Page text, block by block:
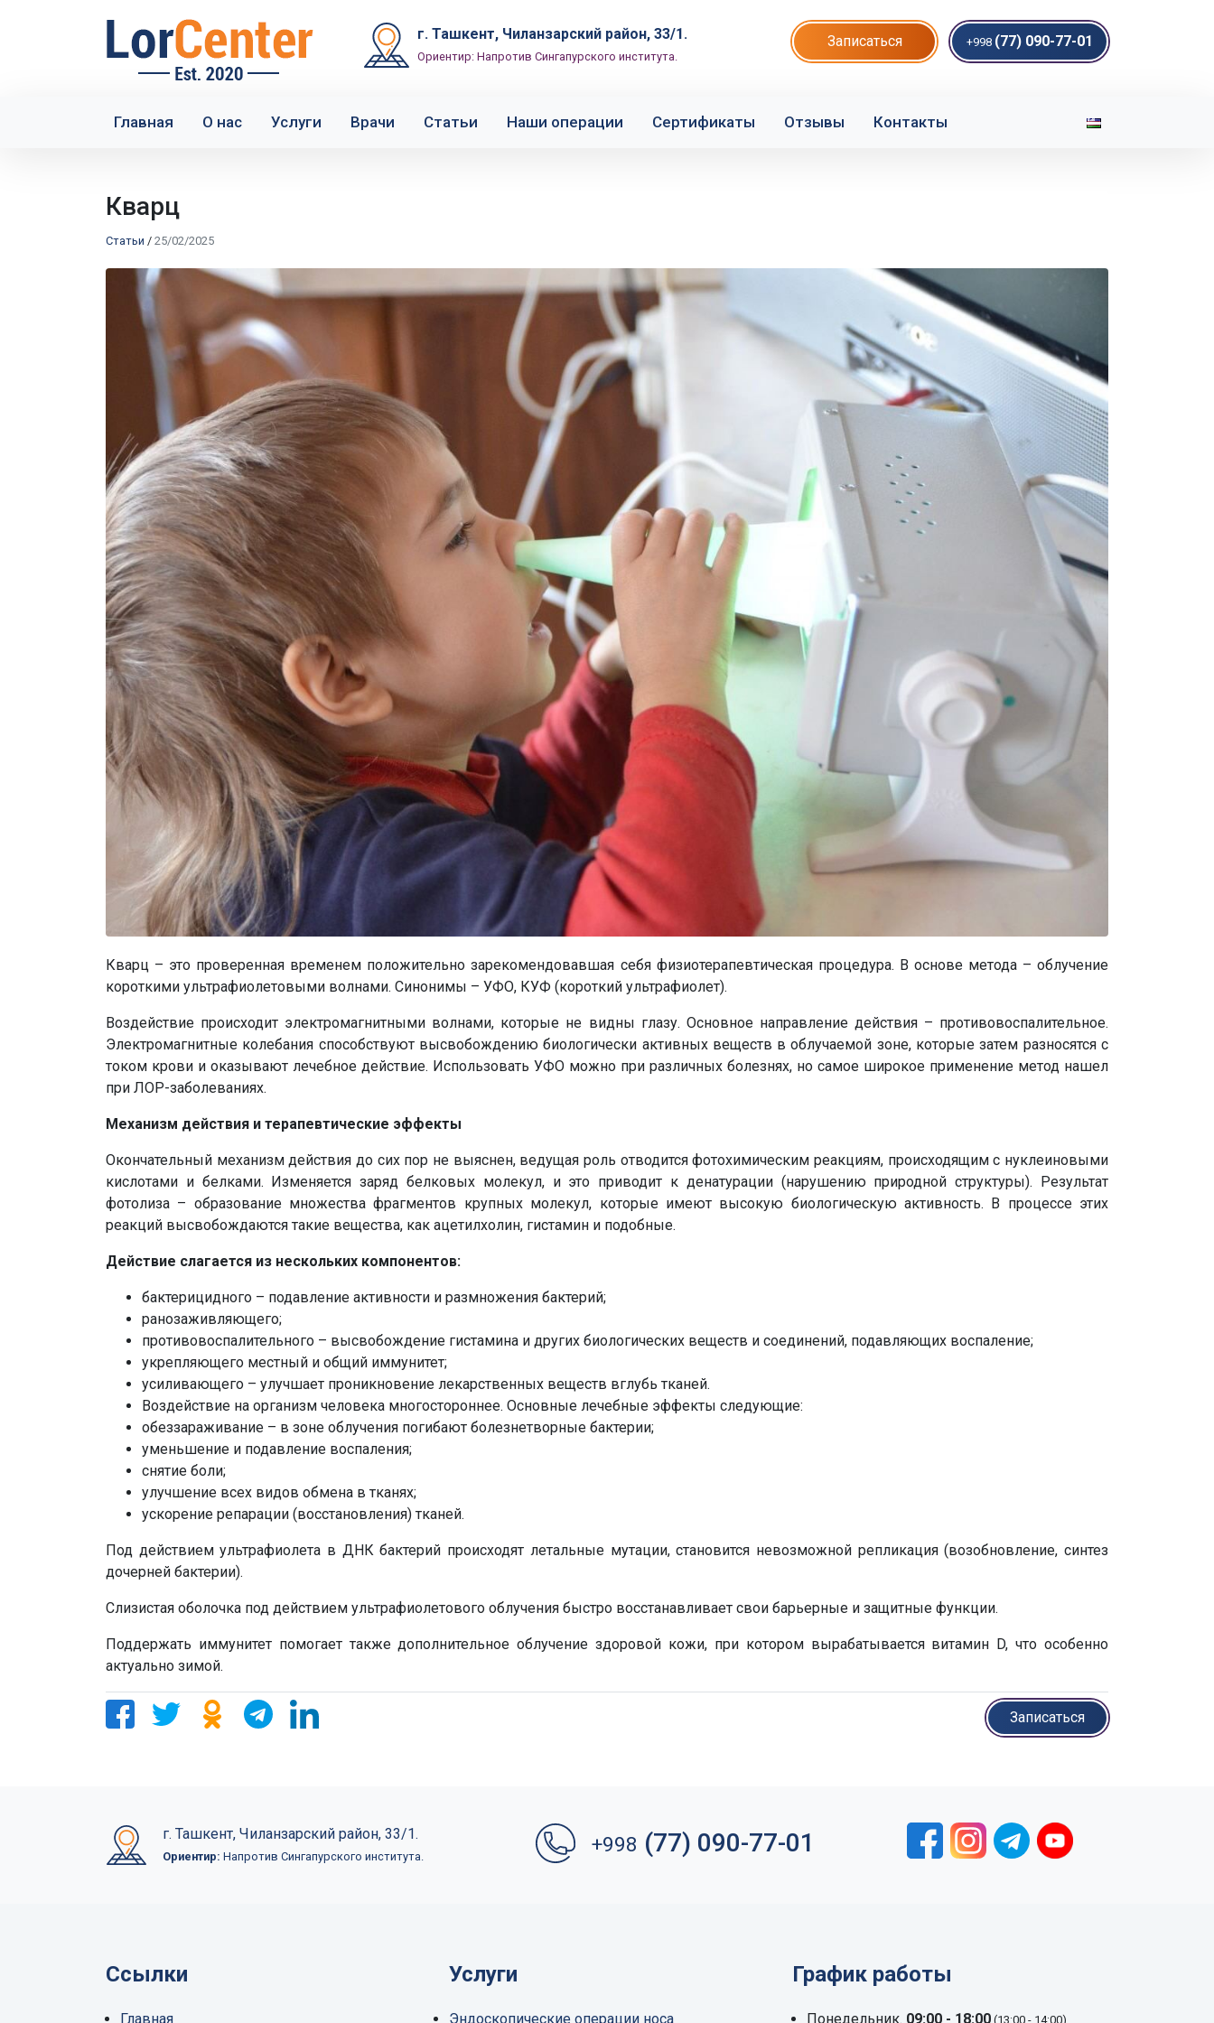
г. Ташкент, Чиланзарский район, 33/1.
Ориентир: Напротив Сингапурского института.
Записаться +998 (77) 090-77-01
Главная О нас Услуги Врачи Статьи Наши операции Сертификаты Отзывы Контакты
Кварц
Статьи / 25/02/2025
Кварц – это проверенная временем положительно зарекомендовавшая себя физиотерапевтическая процедура. В основе метода – облучение
короткими ультрафиолетовыми волнами. Синонимы – УФО, КУФ (короткий ультрафиолет).
Воздействие происходит электромагнитными волнами, которые не видны глазу. Основное направление действия – противовоспалительное.
Электромагнитные колебания способствуют высвобождению биологически активных веществ в облучаемой зоне, которые затем разносятся с
током крови и оказывают лечебное действие. Использовать УФО можно при различных болезнях, но самое широкое применение метод нашел
при ЛОР-заболеваниях.
Механизм действия и терапевтические эффекты
Окончательный механизм действия до сих пор не выяснен, ведущая роль отводится фотохимическим реакциям, происходящим с нуклеиновыми
кислотами и белками. Изменяется заряд белковых молекул, и это приводит к денатурации (нарушению природной структуры). Результат
фотолиза – образование множества фрагментов крупных молекул, которые имеют высокую биологическую активность. В процессе этих
реакций высвобождаются такие вещества, как ацетилхолин, гистамин и подобные.
Действие слагается из нескольких компонентов:
бактерицидного – подавление активности и размножения бактерий;
ранозаживляющего;
противовоспалительного – высвобождение гистамина и других биологических веществ и соединений, подавляющих воспаление;
укрепляющего местный и общий иммунитет;
усиливающего – улучшает проникновение лекарственных веществ вглубь тканей.
Воздействие на организм человека многостороннее. Основные лечебные эффекты следующие:
обеззараживание – в зоне облучения погибают болезнетворные бактерии;
уменьшение и подавление воспаления;
снятие боли;
улучшение всех видов обмена в тканях;
ускорение репарации (восстановления) тканей.
Под действием ультрафиолета в ДНК бактерий происходят летальные мутации, становится невозможной репликация (возобновление, синтез
дочерней бактерии).
Слизистая оболочка под действием ультрафиолетового облучения быстро восстанавливает свои барьерные и защитные функции.
Поддержать иммунитет помогает также дополнительное облучение здоровой кожи, при котором вырабатывается витамин D, что особенно
актуально зимой.
Записаться
г. Ташкент, Чиланзарский район, 33/1.
Ориентир: Напротив Сингапурского института.
+998 (77) 090-77-01
Ссылки
Главная
Услуги
Эндоскопические операции носа
График работы
Понедельник. 09:00 - 18:00 (13:00 - 14:00)
Напишите в наш общий чат
Специалистов
Наши врачи с радостью проконсультируют Вас!
Написать специалисту